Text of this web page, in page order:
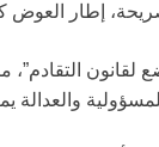
إطار
لقانون
والعدالة